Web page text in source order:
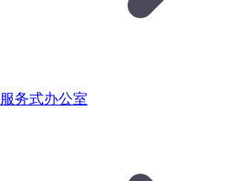
服务式办公室